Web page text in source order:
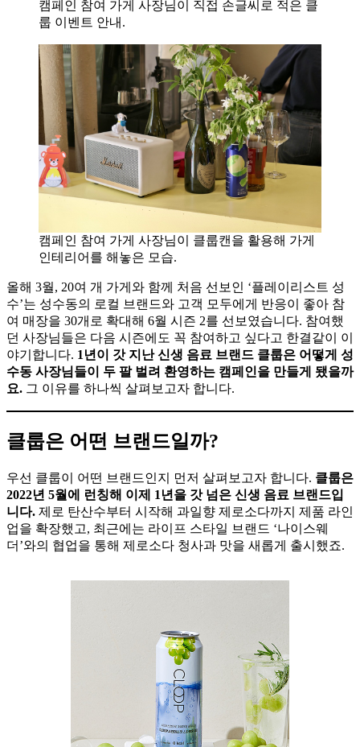
캠페인 참여 가게 사장님이 직접 손글씨로 적은 클
룹 이벤트 안내.
캠페인 참여 가게 사장님이 클룹캔을 활용해 가게
인테리어를 해놓은 모습.
올해 3월, 20여 개 가게와 함께 처음 선보인 ‘플레이리스트 성
수’는 성수동의 로컬 브랜드와 고객 모두에게 반응이 좋아 참
여 매장을 30개로 확대해 6월 시즌 2를 선보였습니다. 참여했
던 사장님들은 다음 시즌에도 꼭 참여하고 싶다고 한결같이 이
야기합니다. 1년이 갓 지난 신생 음료 브랜드 클룹은 어떻게 성
수동 사장님들이 두 팔 벌려 환영하는 캠페인을 만들게 됐을까
요. 그 이유를 하나씩 살펴보고자 합니다.
클룹은 어떤 브랜드일까?
우선 클룹이 어떤 브랜드인지 먼저 살펴보고자 합니다. 클룹은
2022년 5월에 런칭해 이제 1년을 갓 넘은 신생 음료 브랜드입
니다. 제로 탄산수부터 시작해 과일향 제로소다까지 제품 라인
업을 확장했고, 최근에는 라이프 스타일 브랜드 ‘나이스웨
더’와의 협업을 통해 제로소다 청사과 맛을 새롭게 출시했죠.